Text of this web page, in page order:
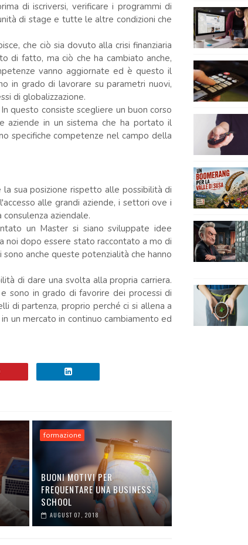
di iscriversi, verificare i programmi di
di stage e tutte le altre condizioni che
che ciò sia dovuto alla crisi finanziaria
di fatto, ma ciò che ha cambiato anche,
vanno aggiornate ed è questo il
in grado di lavorare su parametri nuovi,
di globalizzazione.
questo consiste scegliere un buon corso
aziende in un sistema che ha portato il
specifiche competenze nel campo della
sua posizione rispetto alle possibilità di
alle grandi aziende, i settori ove i
aziendale.
un Master si siano sviluppate idee
noi dopo essere stato raccontato a mo di
anche queste potenzialità che hanno
di dare una svolta alla propria carriera.
sono in grado di favorire dei processi di
di partenza, proprio perché ci si allena a
un mercato in continuo cambiamento ed
formazione
BUONI MOTIVI PER
FREQUENTARE UNA BUSINESS
SCHOOL
AUGUST 07, 2018